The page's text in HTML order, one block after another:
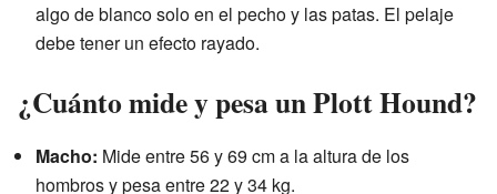
algo de blanco solo en el pecho y las patas. El pelaje
debe tener un efecto rayado.
¿Cuánto mide y pesa un Plott Hound?
Macho: Mide entre 56 y 69 cm a la altura de los
hombros y pesa entre 22 y 34 kg.